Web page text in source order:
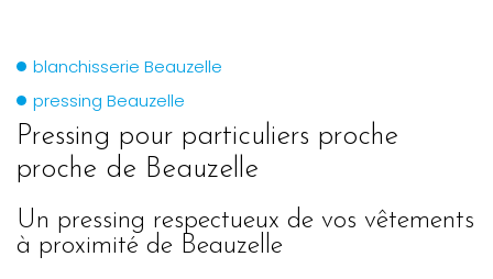
blanchisserie Beauzelle
pressing Beauzelle
Pressing pour particuliers proche
proche de Beauzelle
Un pressing respectueux de vos vêtements
à proximité de Beauzelle